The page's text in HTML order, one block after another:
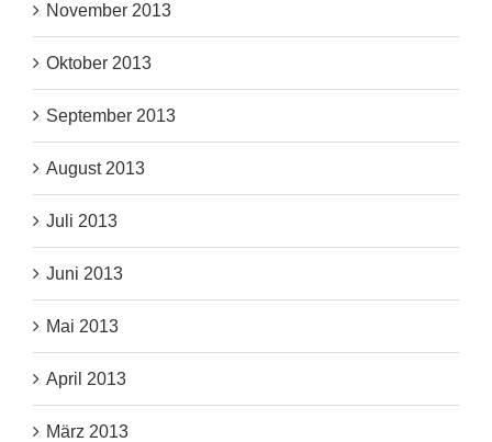
November 2013
Oktober 2013
September 2013
August 2013
Juli 2013
Juni 2013
Mai 2013
April 2013
März 2013